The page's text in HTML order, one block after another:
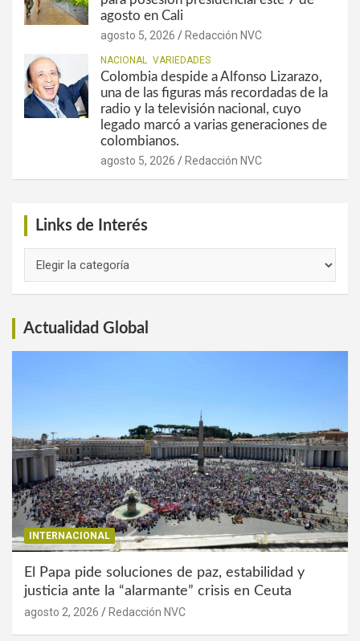
agosto en Cali
agosto 5, 2026 Redacción NVC
NACIONAL VARIEDADES
Colombia despide a Alfonso Lizarazo,
una de las figuras más recordadas de la
radio y la televisión nacional, cuyo
legado marcó a varias generaciones de
colombianos.
agosto 5, 2026 Redacción NVC
Links de Interés
Actualidad Global
INTERNACIONAL
El Papa pide soluciones de paz, estabilidad y
justicia ante la “alarmante” crisis en Ceuta
agosto 2, 2026 Redacción NVC